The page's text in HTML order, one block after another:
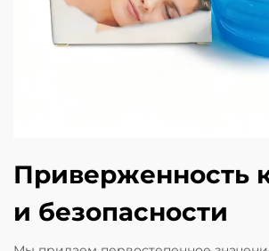
Приверженность
и безопасности